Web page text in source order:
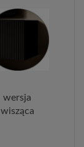
wersja
wisząca